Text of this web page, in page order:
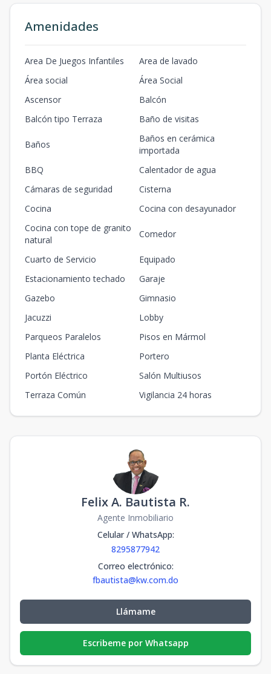
Amenidades
Area De Juegos Infantiles
Area de lavado
Área social
Área Social
Ascensor
Balcón
Balcón tipo Terraza
Baño de visitas
Baños
Baños en cerámica
importada
BBQ
Calentador de agua
Cámaras de seguridad
Cisterna
Cocina
Cocina con desayunador
Cocina con tope de granito
natural
Comedor
Cuarto de Servicio
Equipado
Estacionamiento techado
Garaje
Gazebo
Gimnasio
Jacuzzi
Lobby
Parqueos Paralelos
Pisos en Mármol
Planta Eléctrica
Portero
Portón Eléctrico
Salón Multiusos
Terraza Común
Vigilancia 24 horas
Felix A. Bautista R.
Agente Inmobiliario
Celular / WhatsApp:
8295877942
Correo electrónico:
fbautista@kw.com.do
Llámame
Escribeme por Whatsapp